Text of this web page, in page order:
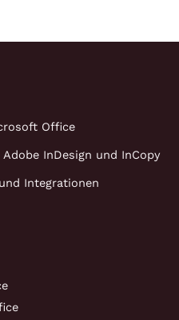
Office
InDesign und InCopy
Integrationen